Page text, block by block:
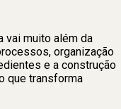
vai muito além da
organização
e a construção
que transforma